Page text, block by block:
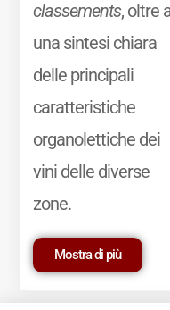
classements, oltre
una sintesi chiara
delle principali
caratteristiche
organolettiche dei
vini delle diverse
zone.
Mostra di più